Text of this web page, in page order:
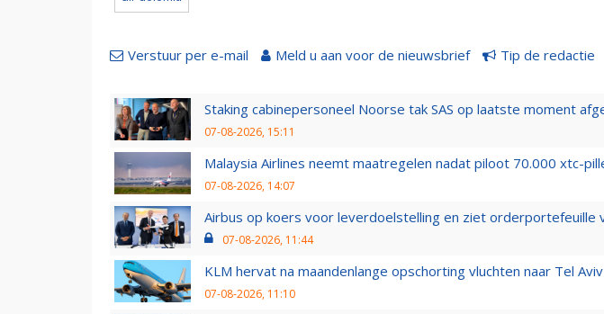
Verstuur per e-mail Meld u aan voor de nieuwsbrief Tip de redactie
Staking cabinepersoneel Noorse tak SAS op laatste moment
07-08-2026, 15:11
Malaysia Airlines neemt maatregelen nadat piloot 70.000 xtc-
07-08-2026, 14:07
Airbus op koers voor leverdoelstelling en ziet orderportefeuille
07-08-2026, 11:44
KLM hervat na maandenlange opschorting vluchten naar Tel Aviv
07-08-2026, 11:10